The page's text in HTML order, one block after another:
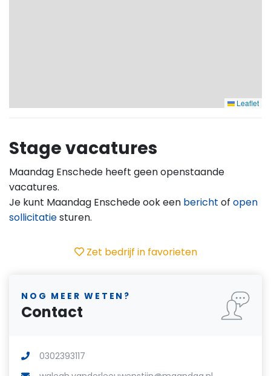
Leaflet
Stage vacatures
Maandag Enschede heeft geen openstaande
vacatures.
Je kunt Maandag Enschede ook een bericht of open
sollicitatiesturen.
Zet bedrijf in favorieten
NOG MEER WETEN?
Contact
0302393117